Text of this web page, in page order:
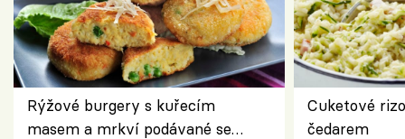
Rýžové burgery s kuřecím
masem a mrkví podávané se
Cuketové
čedarem